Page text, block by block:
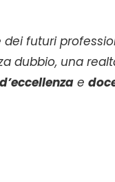
futuri
dubbio, una
d’eccellenza e